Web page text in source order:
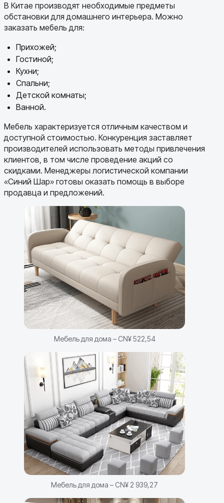
В Китае производят необходимые предметы
обстановки для домашнего интерьера. Можно
заказать мебель для:
Прихожей;
Гостиной;
Кухни;
Спальни;
Детской комнаты;
Ванной.
Мебель характеризуется отличным качеством и
доступной стоимостью. Конкуренция заставляет
производителей использовать методы привлечения
клиентов, в том числе проведение акций со
скидками. Менеджеры логистической компании
«Синий Шар» готовы оказать помощь в выборе
продавца и предложений.
Мебель для дома – CN¥ 522,54
Мебель для дома – CN¥ 2 939,27